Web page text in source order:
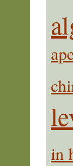
in